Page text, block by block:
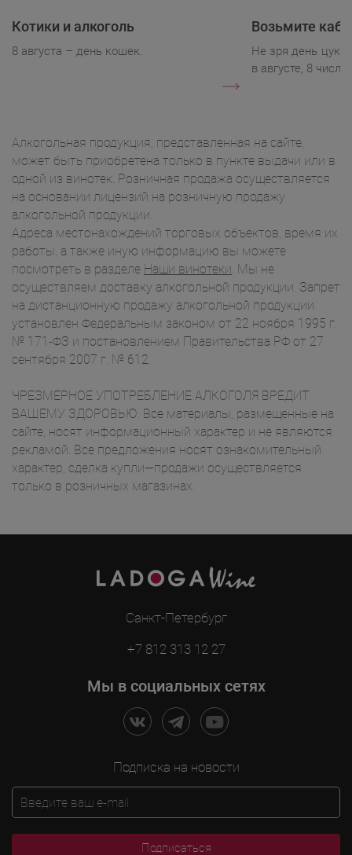
Котики и алкоголь
8 августа – день кошек.
Возьмите
Не зря день
в августе, 8 числа.
Алкогольная продукция, представленная на сайте,
может быть приобретена только в пункте выдачи или в
одной из винотек. Розничная продажа осуществляется
на основании лицензий на розничную продажу
алкогольной продукции.
Адреса местонахождений торговых объектов, время их
работы, а также иную информацию вы можете
посмотреть в разделе Наши винотеки. Мы не
осуществляем доставку алкогольной продукции. Запрет
на дистанционную продажу алкогольной продукции
установлен Федеральным законом от 22 ноября 1995 г.
№ 171-ФЗ и постановлением Правительства РФ от 27
сентября 2007 г. № 612.
ЧРЕЗМЕРНОЕ УПОТРЕБЛЕНИЕ АЛКОГОЛЯ ВРЕДИТ
ВАШЕМУ ЗДОРОВЬЮ. Все материалы, размещенные на
сайте, носят информационный характер и не являются
рекламой. Все предложения носят ознакомительный
характер, сделка купли—продажи осуществляется
только в розничных магазинах.
Санкт-Петербург
+7 812 313 12 27
Мы в социальных сетях
Подписка на новости
Подписаться